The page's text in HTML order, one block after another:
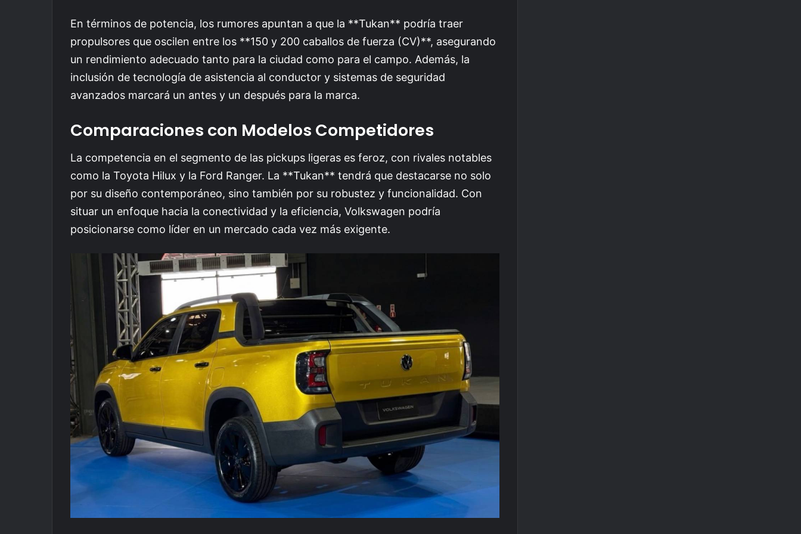
En términos de potencia, los rumores apuntan a que la **Tukan** podría traer
propulsores que oscilen entre los **150 y 200 caballos de fuerza (CV)**, asegurando
un rendimiento adecuado tanto para la ciudad como para el campo. Además, la
inclusión de tecnología de asistencia al conductor y sistemas de seguridad
avanzados marcará un antes y un después para la marca.
Comparaciones con Modelos Competidores
La competencia en el segmento de las pickups ligeras es feroz, con rivales notables
como la Toyota Hilux y la Ford Ranger. La **Tukan** tendrá que destacarse no solo
por su diseño contemporáneo, sino también por su robustez y funcionalidad. Con
situar un enfoque hacia la conectividad y la eficiencia, Volkswagen podría
posicionarse como líder en un mercado cada vez más exigente.